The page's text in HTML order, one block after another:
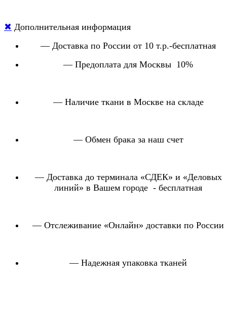
✖ Дополнительная информация
— Доставка по России от 10 т.р.-бесплатная
— Предоплата для Москвы 10%
— Наличие ткани в Москве на складе
— Обмен брака за наш счет
— Доставка до терминала «СДЕК» и «Деловых
линий» в Вашем городе - бесплатная
— Отслеживание «Онлайн» доставки по России
— Надежная упаковка тканей